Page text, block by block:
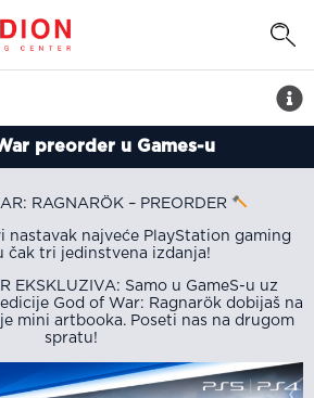
preorder u Games-u
RAGNARÖK – PREORDER
nastavak najveće PlayStation gaming
čak tri jedinstvena izdanja!
EKSKLUZIVA: Samo u GameS-u uz
God of War: Ragnarök dobijaš na
mini artbooka. Poseti nas na drugom
spratu!